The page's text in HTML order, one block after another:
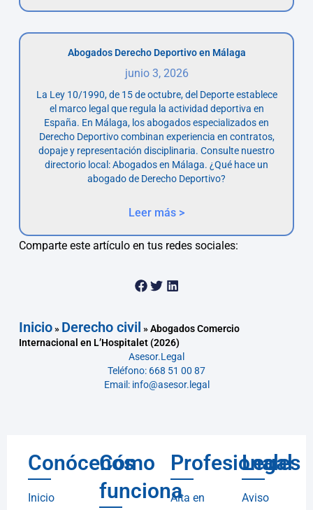
Abogados Derecho Deportivo en Málaga
junio 3, 2026
La Ley 10/1990, de 15 de octubre, del Deporte establece
el marco legal que regula la actividad deportiva en
España. En Málaga, los abogados especializados en
Derecho Deportivo combinan experiencia en contratos,
dopaje y representación disciplinaria. Consulte nuestro
directorio local: Abogados en Málaga. ¿Qué hace un
abogado de Derecho Deportivo?
Leer más >
Comparte este artículo en tus redes sociales:
Inicio» Derecho civil »Abogados Comercio
Internacional en L’Hospitalet (2026)
Asesor.Legal
Teléfono: 668 51 00 87
Email: info@asesor.legal
Conócenos
Inicio
Cómo
funciona
Profesionales
Alta en
Legal
Aviso